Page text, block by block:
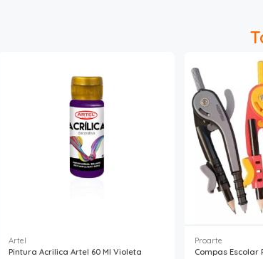
Artel
Pintura Acrilica Artel 60 Ml Violeta
Proarte
Compas Escolar